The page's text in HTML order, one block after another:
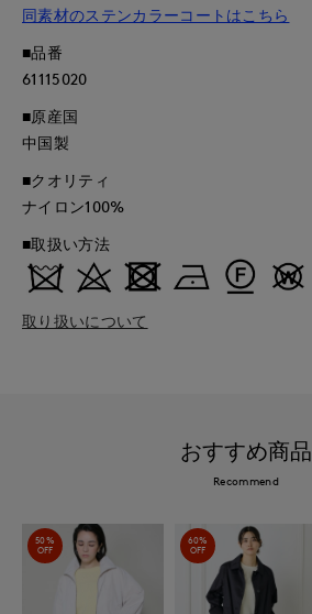
同素材のステンカラーコートはこちら
■品番
61115020
■原産国
中国製
■クオリティ
ナイロン100%
■取扱い方法
取り扱いについて
おすすめ商品
Recommend
50%
OFF
60%
OFF